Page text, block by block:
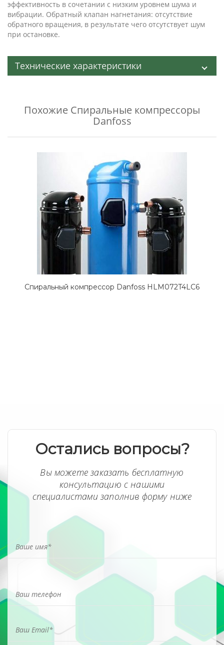
эффективность в сочетании с низким уровнем шума и
вибрации. Обратный клапан нагнетания: отсутствие
обратного вращения, в результате чего отсутствует шум
при остановке.
Технические характеристики
Похожие Спиральные компрессоры
Danfoss
Спиральный компрессор Danfoss HLM072T4LC6
Остались вопросы?
Вы можете заказать бесплатную
консультацию с нашими
специалистами заполнив форму ниже